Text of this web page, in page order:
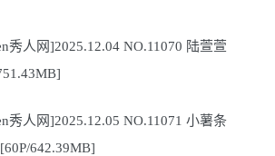
秀人网]2025.12.04 NO.11070 陆萱萱
秀人网]2025.12.05 NO.11071 小薯条
642.39MB]